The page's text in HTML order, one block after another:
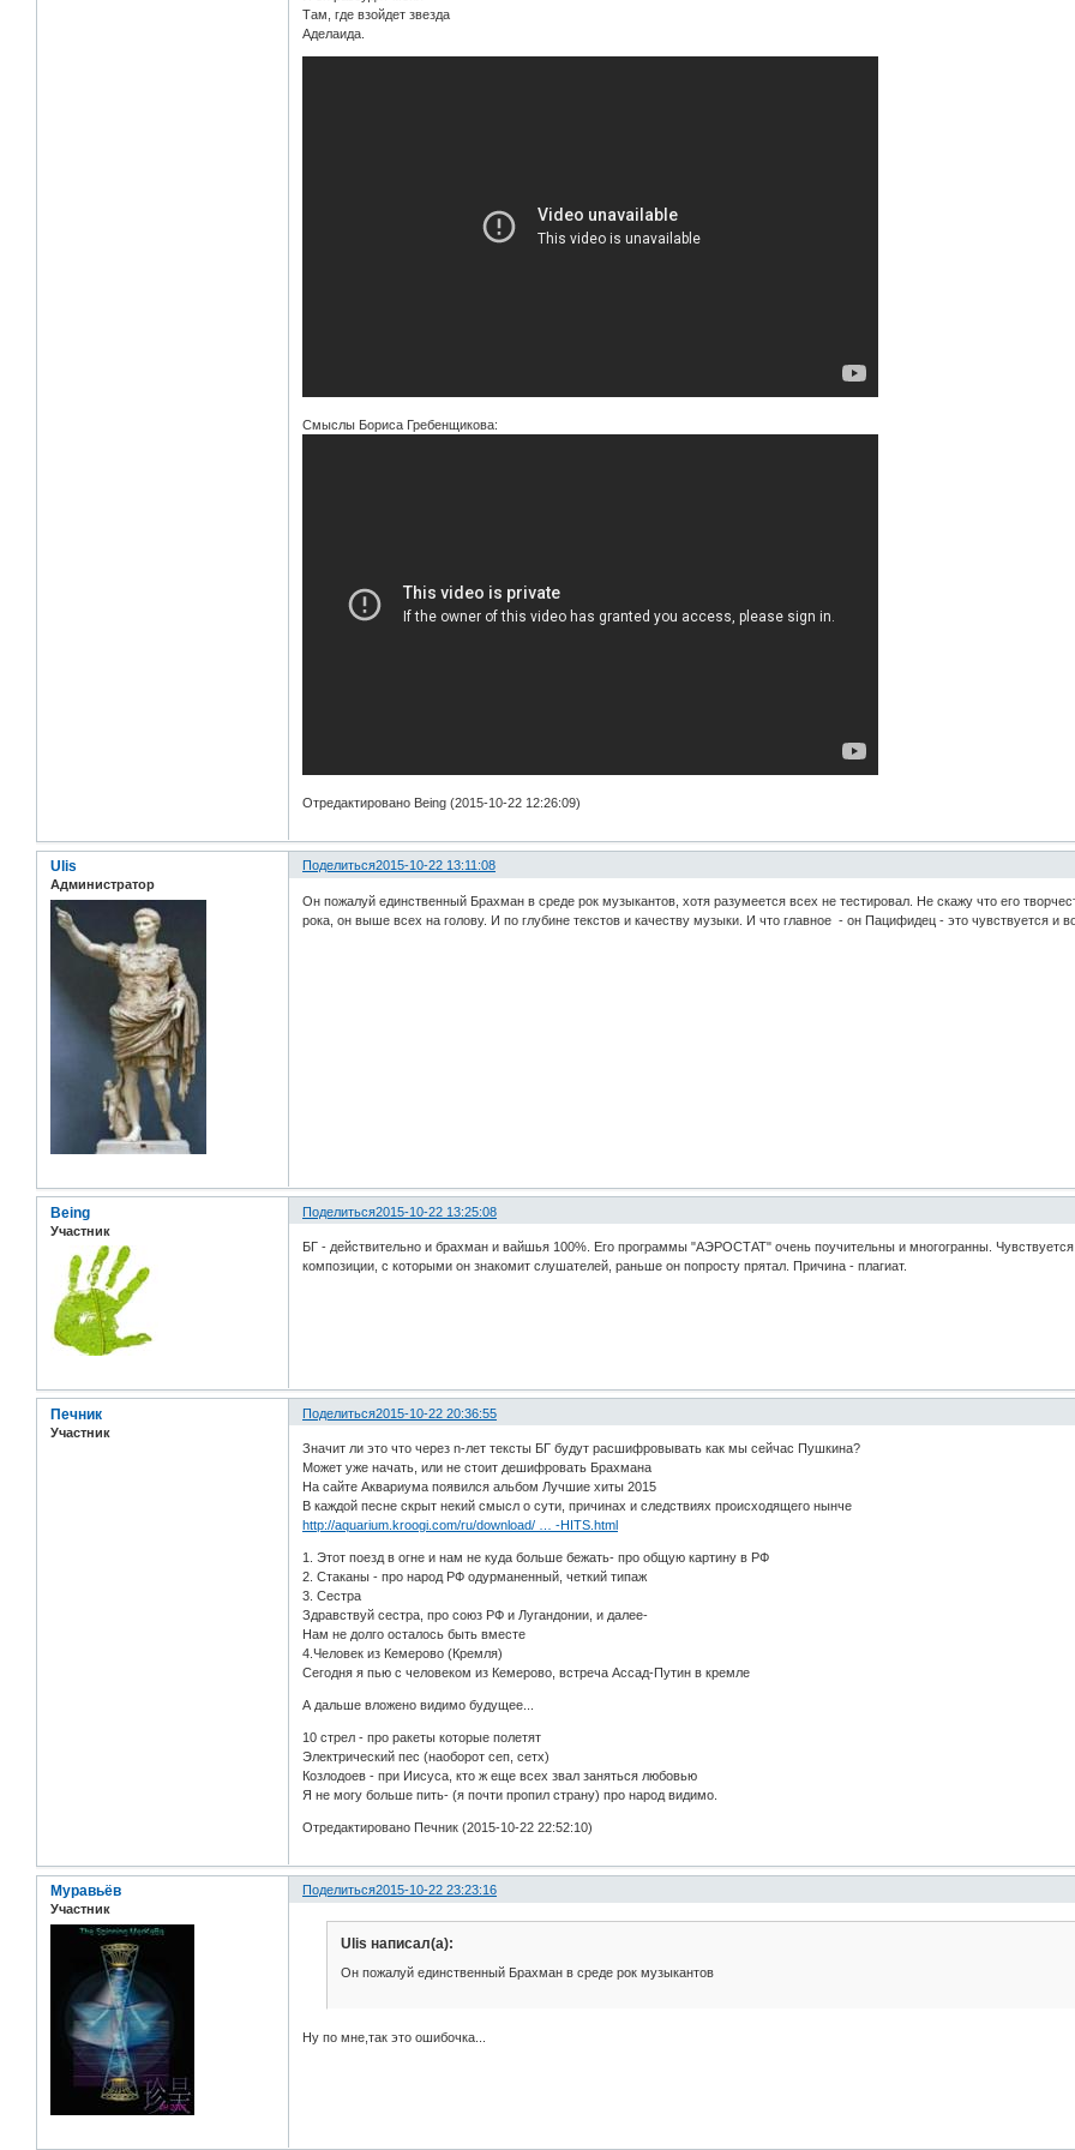
Там, где взойдет звезда
Аделаида.
Смыслы Бориса Гребенщикова:
Отредактировано Being (2015-10-22 12:26:09)
Поделиться2015-10-22 13:11:08
Ulis
Администратор
Он пожалуй единственный Брахман в среде рок музыкантов, хотя разумеется всех не тестировал. Не скажу что его
рока, он выше всех на голову. И по глубине текстов и качеству музыки. И что главное - он Пацифидец - это чувствуется
Поделиться2015-10-22 13:25:08
Being
Участник
БГ - действительно и брахман и вайшья 100%. Его программы "АЭРОСТАТ" очень поучительны и многогранны.
композиции, с которыми он знакомит слушателей, раньше он попросту прятал. Причина - плагиат.
Поделиться2015-10-22 20:36:55
Печник
Участник
Значит ли это что через n-лет тексты БГ будут расшифровывать как мы сейчас Пушкина?
Может уже начать, или не стоит дешифровать Брахмана
На сайте Аквариума появился альбом Лучшие хиты 2015
В каждой песне скрыт некий смысл о сути, причинах и следствиях происходящего нынче
http://aquarium.kroogi.com/ru/download/ … -HITS.html
1. Этот поезд в огне и нам не куда больше бежать- про общую картину в РФ
2. Стаканы - про народ РФ одурманенный, четкий типаж
3. Сестра
Здравствуй сестра, про союз РФ и Лугандонии, и далее-
Нам не долго осталось быть вместе
4.Человек из Кемерово (Кремля)
Сегодня я пью с человеком из Кемерово, встреча Ассад-Путин в кремле
А дальше вложено видимо будущее...
10 стрел - про ракеты которые полетят
Электрический пес (наоборот сеп, сетх)
Козлодоев - при Иисуса, кто ж еще всех звал заняться любовью
Я не могу больше пить- (я почти пропил страну) про народ видимо.
Отредактировано Печник (2015-10-22 22:52:10)
Поделиться2015-10-22 23:23:16
Муравьёв
Участник
Ulis написал(а):
Он пожалуй единственный Брахман в среде рок музыкантов
Ну по мне,так это ошибочка...